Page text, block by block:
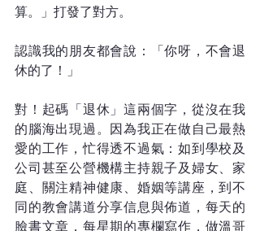
算。」打發了對方。
認識我的朋友都會說：「你呀，不會退
休的了！」
對！起碼「退休」這兩個字，從沒在我
的腦海出現過。因為我正在做自己最熱
愛的工作，忙得透不過氣：如到學校及
公司甚至公營機構主持親子及婦女、家
庭、關注精神健康、婚姻等講座，到不
同的教會講道分享信息與佈道，每天的
臉書文章，每星期的專欄寫作，做溫哥